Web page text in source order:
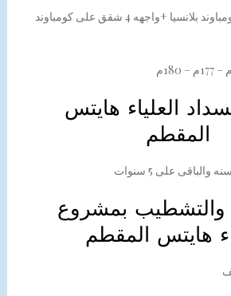
واجهه 4 شقق على كومباوند بلانسيا +واجهه 4 شقق على كومباوند
العلياء هايتس
المقطم
والتشطيب بمشروع
هايتس المقطم